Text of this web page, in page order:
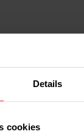
Details
cookies
MANAGER
moment